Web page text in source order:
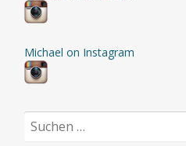
Michael on Instagram
Suchen
nach: